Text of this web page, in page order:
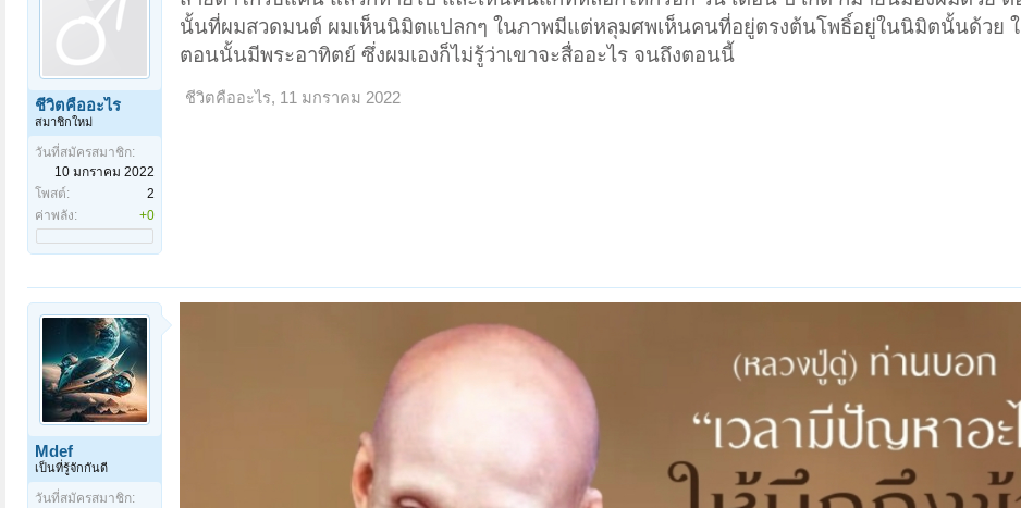
ชีวิตคืออะไร
สมาชิกใหม่
วันที่สมัครสมาชิก:
10 มกราคม 2022
โพสต์:
2
ค่าพลัง:
+0
นั้นที่ผมสวดมนต์ ผมเห็นนิมิตแปลกๆ ในภาพมีแต่หลุมศพเห็นคนที่อยู่ตรงต้นโพธิ์อยู่ในนิมิตนั้นด้วย
ตอนนั้นมีพระอาทิตย์ ซึ่งผมเองก็ไม่รู้ว่าเขาจะสื่ออะไร จนถึงตอนนี้
ชีวิตคืออะไร, 11 มกราคม 2022
Mdef
เป็นที่รู้จักกันดี
วันที่สมัครสมาชิก: